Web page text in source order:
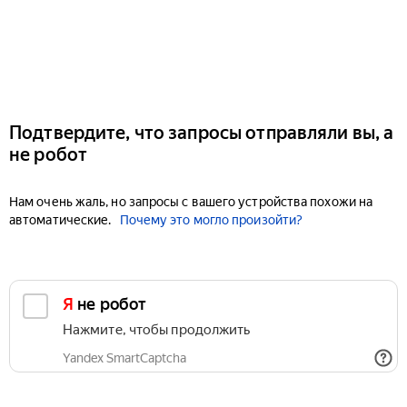
Подтвердите, что запросы отправляли вы, а
не робот
Нам очень жаль, но запросы с вашего устройства похожи на
автоматические.
Почему это могло произойти?
Я не робот
Нажмите, чтобы продолжить
Yandex SmartCaptcha